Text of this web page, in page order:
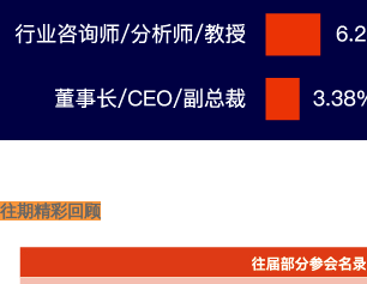
往期精彩回顾